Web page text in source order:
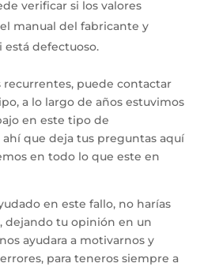
verificar si los valores
manual del fabricante y
está defectuoso.
recurrentes, puede contactar
a lo largo de años estuvimos
en este tipo de
que deja tus preguntas aquí
en todo lo que este en
en este fallo, no harías
dejando tu opinión en un
ayudara a motivarnos y
para teneros siempre a